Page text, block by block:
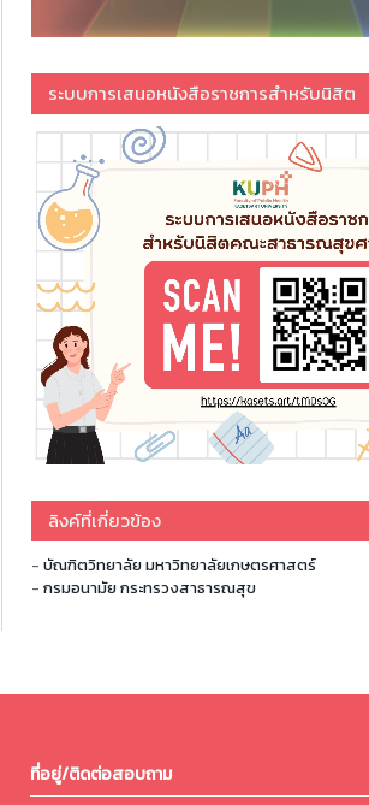
ระบบการเสนอหนังสือราชการสำหรับนิสิต
ลิงค์ที่เกี่ยวข้อง
- บัณฑิตวิทยาลัย มหาวิทยาลัยเกษตรศาสตร์
- กรมอนามัย กระทรวงสาธารณสุข
ที่อยู่/ติดต่อสอบถาม